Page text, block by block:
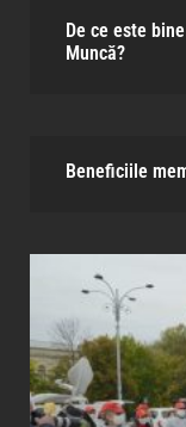
De ce este
Muncă?
Beneficiile